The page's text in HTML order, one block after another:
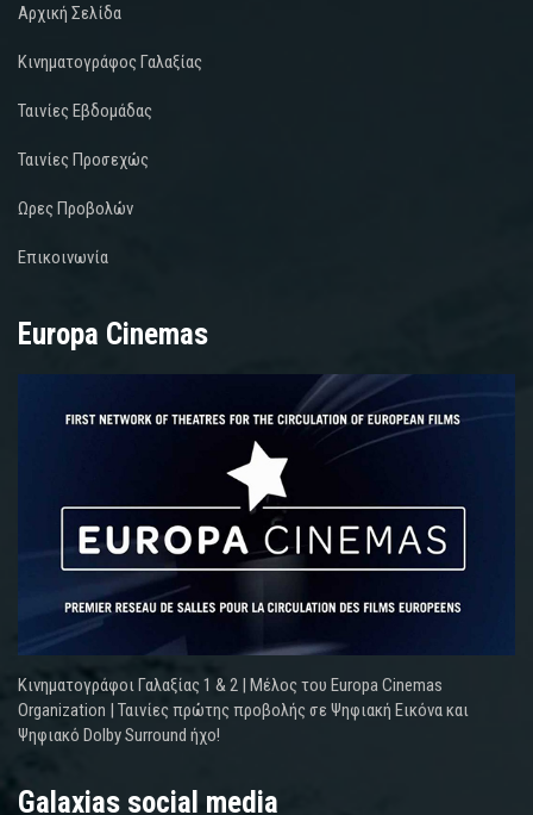
Αρχική Σελίδα
Κινηματογράφος Γαλαξίας
Ταινίες Εβδομάδας
Ταινίες Προσεχώς
Ωρες Προβολών
Επικοινωνία
Europa Cinemas
Κινηματογράφοι Γαλαξίας 1 & 2 | Μέλος του Europa Cinemas
Organization | Ταινίες πρώτης προβολής σε Ψηφιακή Εικόνα και
Ψηφιακό Dolby Surround ήχο!
Galaxias social media